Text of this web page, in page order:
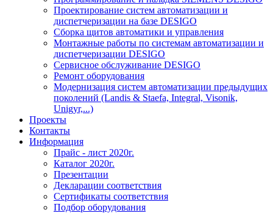
Проектирование систем автоматизации и
диспетчеризации на базе DESIGO
Сборка щитов автоматики и управления
Монтажные работы по системам автоматизации и
диспетчеризации DESIGO
Сервисное обслуживание DESIGO
Ремонт оборудования
Модернизация систем автоматизации предыдущих
поколений (Landis & Staefa, Integral, Visonik,
Unigyr,...)
Проекты
Контакты
Информация
Прайс - лист 2020г.
Каталог 2020г.
Презентации
Декларации соответствия
Сертификаты соответствия
Подбор оборудования